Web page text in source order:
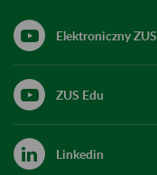
Elektroniczny ZUS
ZUS Edu
Linkedin